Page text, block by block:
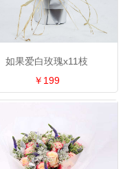
如果爱白玫瑰x11枝
￥199